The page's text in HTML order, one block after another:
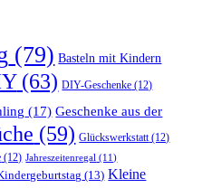
(79) Basteln mit Kindern
(63) DIY-Geschenke (12)
(17) Geschenke aus der
(59) Glückswerkstatt(12)
(12) Jahreszeitenregal (11)
(13) Kleine